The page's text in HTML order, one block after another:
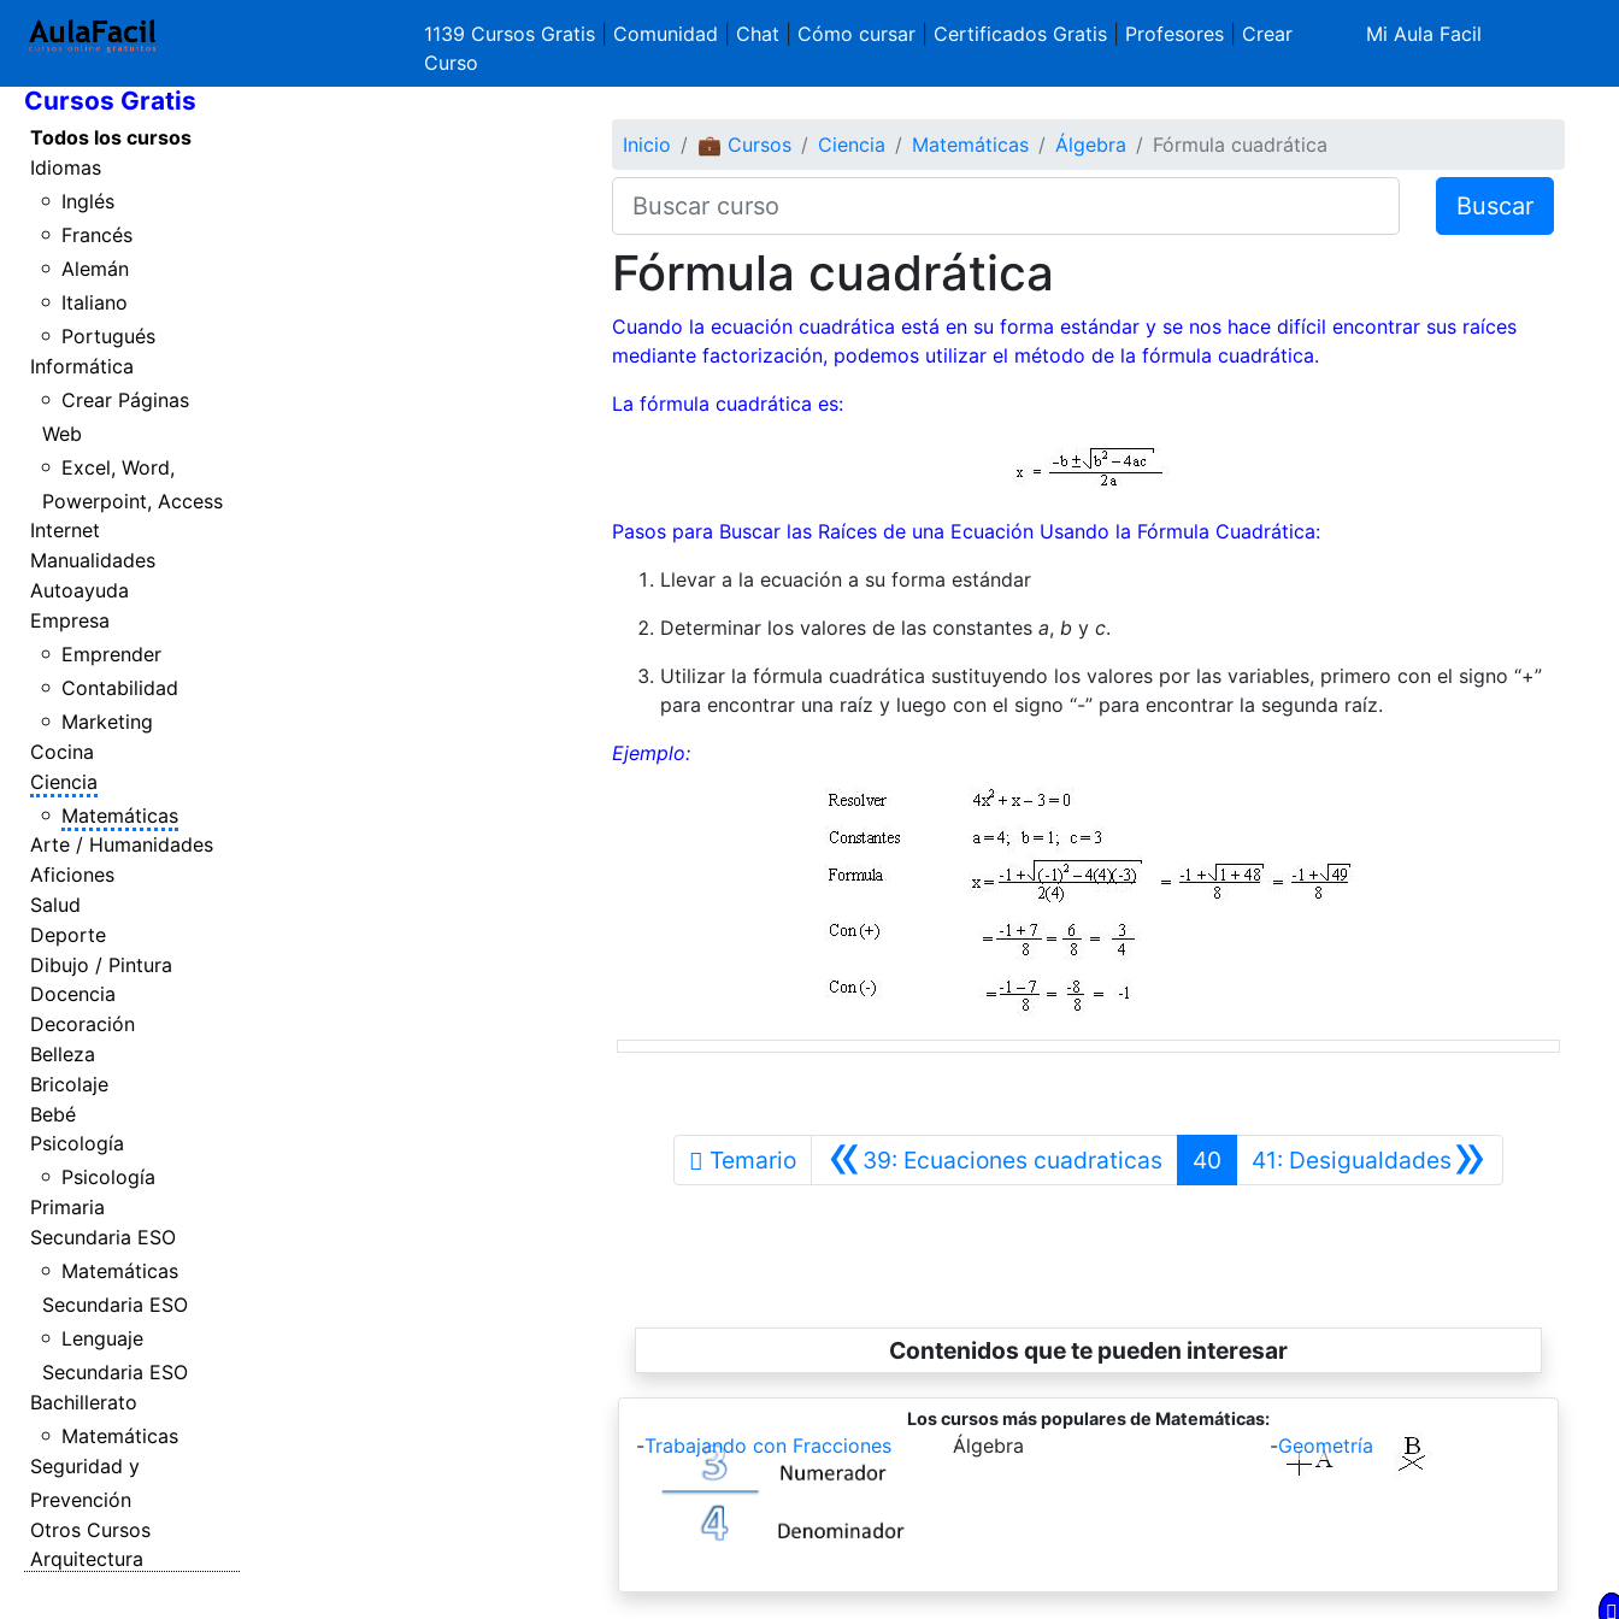
1139 Cursos Gratis Comunidad Chat Cómo cursar| Certificados Gratis| Profesores| Crear
Curso
Mi Aula Facil
Inicio
Cursos Gratis
Todos los cursos
Idiomas
Inglés
Francés
Alemán
Italiano
Portugués
Informática
Crear Páginas
Web
Excel, Word,
Powerpoint, Access
Internet
Manualidades
Autoayuda
Empresa
Emprender
Contabilidad
Marketing
Cocina
Ciencia
Matemáticas
Arte / Humanidades
Aficiones
Salud
Deporte
Dibujo / Pintura
Docencia
Decoración
Belleza
Bricolaje
Bebé
Psicología
Psicología
Primaria
Secundaria ESO
Matemáticas
Secundaria ESO
Lenguaje
Secundaria ESO
Bachillerato
Matemáticas
Seguridad y
Prevención
Otros Cursos
Arquitectura
Inicio 💼 Cursos Ciencia Matemáticas Álgebra Fórmula cuadrática
Buscar
Fórmula cuadrática
Cuando la ecuación cuadrática está en su forma estándar y se nos hace difícil encontrar sus raíces
mediante factorización, podemos utilizar el método de la fórmula cuadrática.
La fórmula cuadrática es:
Pasos para Buscar las Raíces de una Ecuación Usando la Fórmula Cuadrática:
Llevar a la ecuación a su forma estándar
Determinar los valores de las constantes a, by c.
Utilizar la fórmula cuadrática sustituyendo los valores por las variables, primero con el signo “+”
para encontrar una raíz y luego con el signo “-” para encontrar la segunda raíz.
Ejemplo:
Temario «39: Ecuaciones cuadraticasAnterior
40 »
41: DesigualdadesSiguiente
Contenidos que te pueden interesar
Los cursos más populares de Matemáticas:
-Trabajando con Fracciones -
Álgebra -Geometría